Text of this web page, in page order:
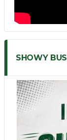
SHOWY BUS